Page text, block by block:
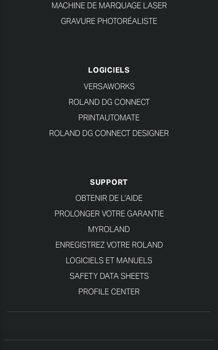
MACHINE DE MARQUAGE LASER
GRAVURE PHOTORÉALISTE
LOGICIELS
VERSAWORKS
ROLAND DG CONNECT
PRINTAUTOMATE
ROLAND DG CONNECT DESIGNER
SUPPORT
OBTENIR DE L’AIDE
PROLONGER VOTRE GARANTIE
MYROLAND
ENREGISTREZ VOTRE ROLAND
LOGICIELS ET MANUELS
SAFETY DATA SHEETS
PROFILE CENTER